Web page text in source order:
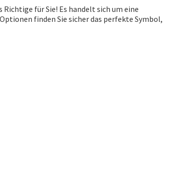
für Sie! Es handelt sich um eine
finden Sie sicher das perfekte Symbol,